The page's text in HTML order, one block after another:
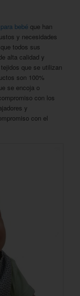
bebé que han
y necesidades
todos sus
alta calidad y
que se utilizan
son 100%
se encoja o
con los
y
con el